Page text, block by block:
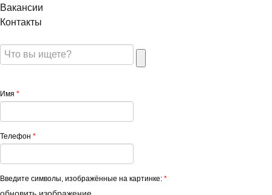
Вакансии
Контакты
Имя *
Телефон *
Введите символы, изображённые на картинке: *